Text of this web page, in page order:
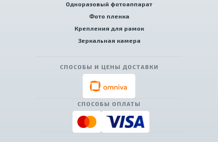
Одноразовый фотоаппарат
Фото пленка
Крепления для рамок
Зеркальная камера
СПОСОБЫ И ЦЕНЫ ДОСТАВКИ
СПОСОБЫ ОПЛАТЫ